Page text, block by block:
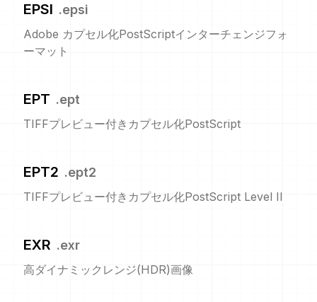
EPSI .epsi
Adobe カプセル化PostScriptインターチェンジフォ
ーマット
EPT .ept
TIFFプレビュー付きカプセル化PostScript
EPT2 .ept2
TIFFプレビュー付きカプセル化PostScript Level II
EXR .exr
高ダイナミックレンジ(HDR)画像